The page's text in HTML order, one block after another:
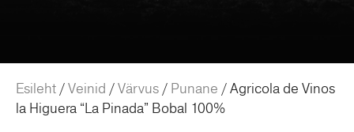
Esileht /Veinid /Värvus / Punane / Agricola de Vinos
la Higuera “La Pinada” Bobal 100%